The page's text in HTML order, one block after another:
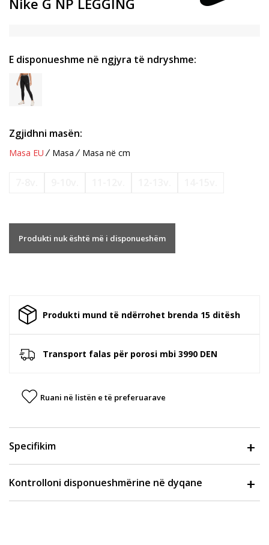
Nike G NP LEGGING
E disponueshme në ngjyra të ndryshme:
Zgjidhni masën:
Masa EU Masa Masa në cm
Produkti nuk është më i disponueshëm
Produkti mund të ndërrohet brenda 15 ditësh
Transport falas për porosi mbi 3990 DEN
Ruani në listën e të preferuarave
Specifikim
Kontrolloni disponueshmërine në dyqane